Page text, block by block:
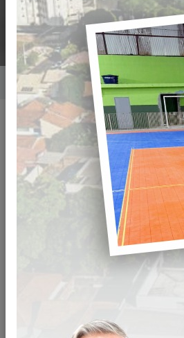
LOANDA
Home Notícias
Publicado em: 22/05/2026 19:00
Compartilhar